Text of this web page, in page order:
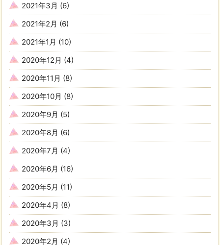
2021年3月 (6)
2021年2月 (6)
2021年1月 (10)
2020年12月 (4)
2020年11月 (8)
2020年10月 (8)
2020年9月 (5)
2020年8月 (6)
2020年7月 (4)
2020年6月 (16)
2020年5月 (11)
2020年4月 (8)
2020年3月 (3)
2020年2月 (4)